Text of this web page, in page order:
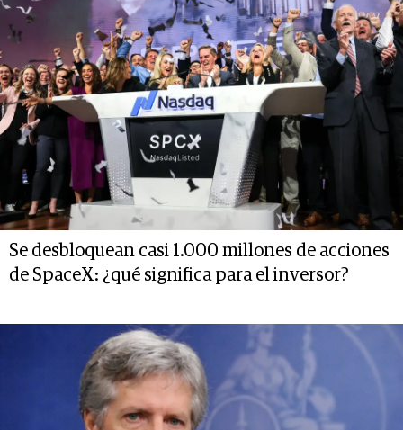
Se desbloquean casi 1.000 millones de acciones
de SpaceX: ¿qué significa para el inversor?